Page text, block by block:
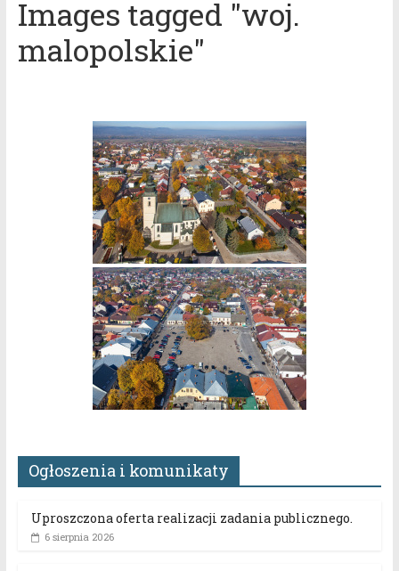
Images tagged "woj.
malopolskie"
Ogłoszenia i komunikaty
Uproszczona oferta realizacji zadania publicznego.
6 sierpnia 2026